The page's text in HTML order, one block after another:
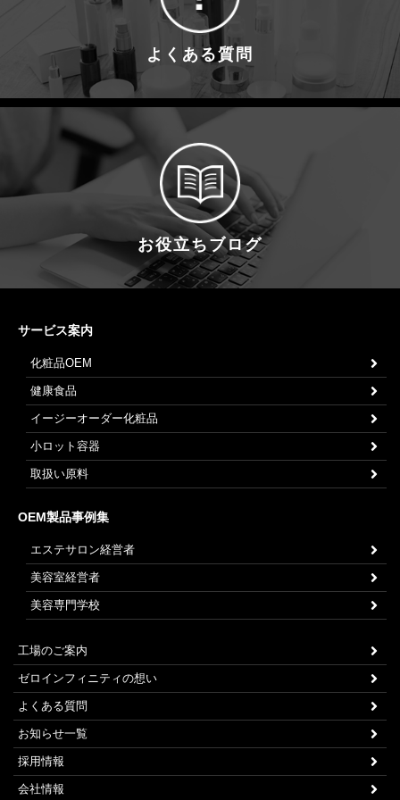
よくある質問
お役立ちブログ
サービス案内
化粧品OEM
健康食品
イージーオーダー化粧品
小ロット容器
取扱い原料
OEM製品事例集
エステサロン経営者
美容室経営者
美容専門学校
工場のご案内
ゼロインフィニティの想い
よくある質問
お知らせ一覧
採用情報
会社情報